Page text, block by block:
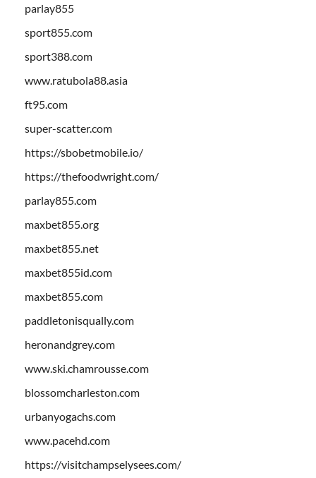
parlay855
sport855.com
sport388.com
www.ratubola88.asia
ft95.com
super-scatter.com
https://sbobetmobile.io/
https://thefoodwright.com/
parlay855.com
maxbet855.org
maxbet855.net
maxbet855id.com
maxbet855.com
paddletonisqually.com
heronandgrey.com
www.ski.chamrousse.com
blossomcharleston.com
urbanyogachs.com
www.pacehd.com
https://visitchampselysees.com/